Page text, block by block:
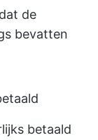
de
bevatten
betaald